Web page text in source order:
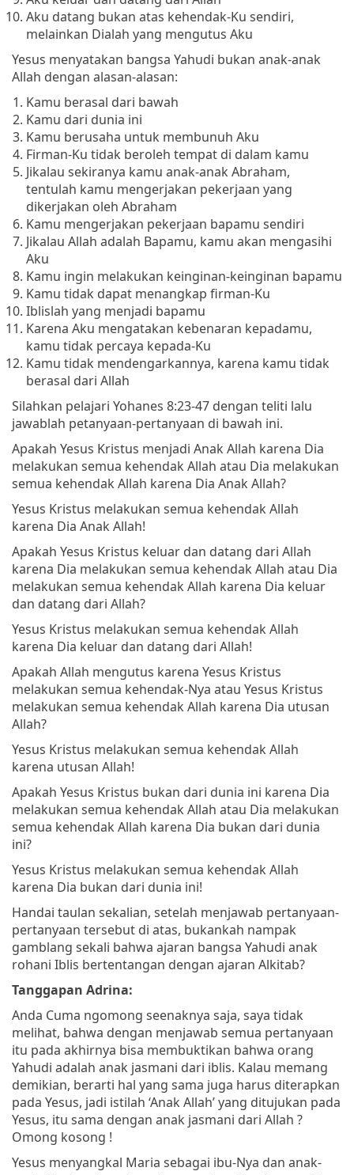
Aku datang bukan atas kehendak-Ku sendiri,
melainkan Dialah yang mengutus Aku
Yesus menyatakan bangsa Yahudi bukan anak-anak
Allah dengan alasan-alasan:
Kamu berasal dari bawah
Kamu dari dunia ini
Kamu berusaha untuk membunuh Aku
Firman-Ku tidak beroleh tempat di dalam kamu
Jikalau sekiranya kamu anak-anak Abraham,
tentulah kamu mengerjakan pekerjaan yang
dikerjakan oleh Abraham
Kamu mengerjakan pekerjaan bapamu sendiri
Jikalau Allah adalah Bapamu, kamu akan mengasihi
Aku
Kamu ingin melakukan keinginan-keinginan bapamu
Kamu tidak dapat menangkap firman-Ku
Iblislah yang menjadi bapamu
Karena Aku mengatakan kebenaran kepadamu,
kamu tidak percaya kepada-Ku
Kamu tidak mendengarkannya, karena kamu tidak
berasal dari Allah
Silahkan pelajari Yohanes 8:23-47 dengan teliti lalu
jawablah petanyaan-pertanyaan di bawah ini.
Apakah Yesus Kristus menjadi Anak Allah karena Dia
melakukan semua kehendak Allah atau Dia melakukan
semua kehendak Allah karena Dia Anak Allah?
Yesus Kristus melakukan semua kehendak Allah
karena Dia Anak Allah!
Apakah Yesus Kristus keluar dan datang dari Allah
karena Dia melakukan semua kehendak Allah atau Dia
melakukan semua kehendak Allah karena Dia keluar
dan datang dari Allah?
Yesus Kristus melakukan semua kehendak Allah
karena Dia keluar dan datang dari Allah!
Apakah Allah mengutus karena Yesus Kristus
melakukan semua kehendak-Nya atau Yesus Kristus
melakukan semua kehendak Allah karena Dia utusan
Allah?
Yesus Kristus melakukan semua kehendak Allah
karena utusan Allah!
Apakah Yesus Kristus bukan dari dunia ini karena Dia
melakukan semua kehendak Allah atau Dia melakukan
semua kehendak Allah karena Dia bukan dari dunia
ini?
Yesus Kristus melakukan semua kehendak Allah
karena Dia bukan dari dunia ini!
Handai taulan sekalian, setelah menjawab pertanyaan-
pertanyaan tersebut di atas, bukankah nampak
gamblang sekali bahwa ajaran bangsa Yahudi anak
rohani Iblis bertentangan dengan ajaran Alkitab?
Tanggapan Adrina:
Anda Cuma ngomong seenaknya saja, saya tidak
melihat, bahwa dengan menjawab semua pertanyaan
itu pada akhirnya bisa membuktikan bahwa orang
Yahudi adalah anak jasmani dari iblis. Kalau memang
demikian, berarti hal yang sama juga harus diterapkan
pada Yesus, jadi istilah ‘Anak Allah’ yang ditujukan pada
Yesus, itu sama dengan anak jasmani dari Allah ?
Omong kosong !
Yesus menyangkal Maria sebagai ibu-Nya dan anak-